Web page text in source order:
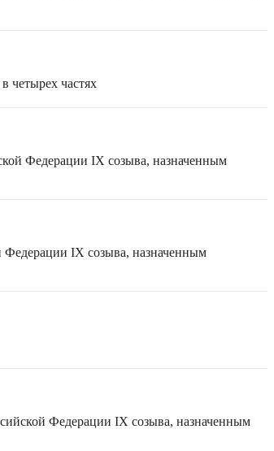
четырех частях
Федерации IX созыва, назначенным
Федерации IX созыва, назначенным
Федерации IX созыва, назначенным